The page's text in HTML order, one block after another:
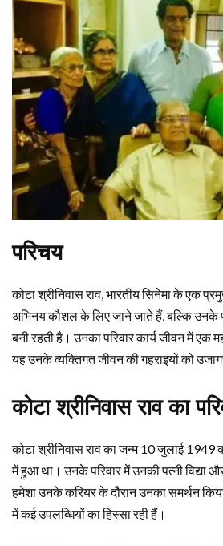
परिचय
कोटा श्रीनिवास राव, भारतीय सिनेमा के एक
अभिनय कौशल के लिए जाने जाते हैं, बल्कि उनके
बनी रहती है। उनका परिवार कार्य जीवन में एक
यह उनके व्यक्तिगत जीवन की गहराइयों को
कोटा श्रीनिवास राव का
कोटा श्रीनिवास राव का जन्म 10 जुलाई
में हुआ था। उनके परिवार में उनकी पत्नी विद्या
हमेशा उनके करियर के दौरान उनका समर्थन
में कई उपलब्धियों का हिस्सा रही हैं।